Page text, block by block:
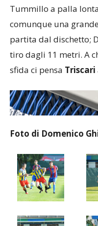
Tummillo a palla
comunque una
partita dal dischetto;
tiro dagli 11 metri. A
sfida ci pensa Triscari
Foto di Domenico